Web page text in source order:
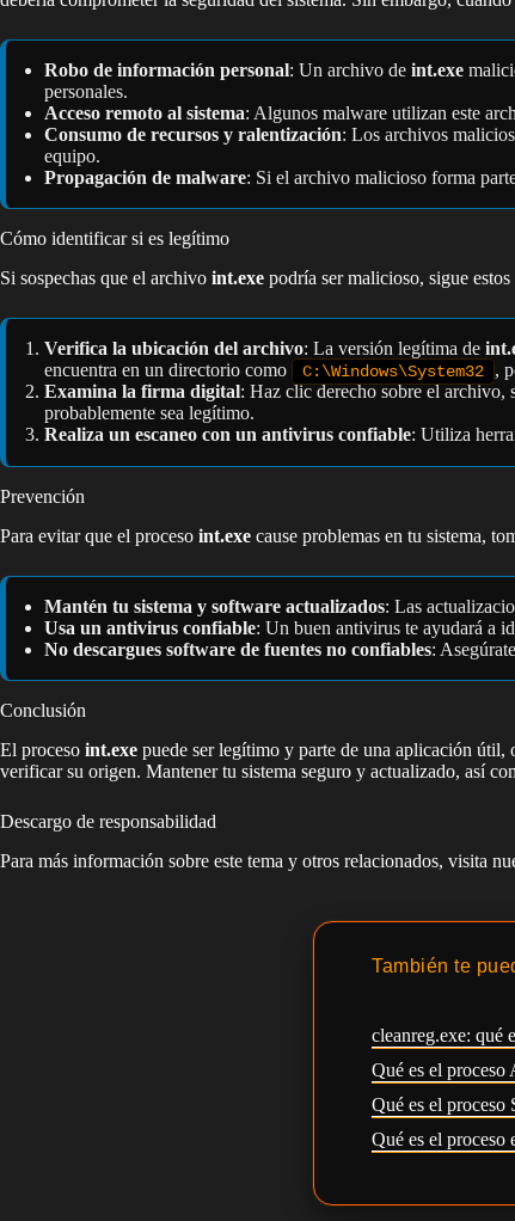
Robo de información personal: Un archivo de int.exe
personales.
Acceso remoto al sistema: Algunos malware utilizan este
Consumo de recursos y ralentización: Los archivos
equipo.
Propagación de malware: Si el archivo malicioso forma
Cómo identificar si es legítimo
Si sospechas que el archivo int.exe podría ser malicioso, sigue
Verifica la ubicación del archivo: La versión legítima de
encuentra en un directorio como
C:\Windows\System32
,
Examina la firma digital: Haz clic derecho sobre el archivo,
probablemente sea legítimo.
Realiza un escaneo con un antivirus confiable: Utiliza
Prevención
Para evitar que el proceso int.exe cause problemas en tu sistema,
Mantén tu sistema y software actualizados: Las
Usa un antivirus confiable: Un buen antivirus te ayudará a
No descargues software de fuentes no confiables:
Conclusión
El proceso int.exe puede ser legítimo y parte de una aplicación útil,
verificar su origen. Mantener tu sistema seguro y actualizado, así
Descargo de responsabilidad
Para más información sobre este tema y otros relacionados, visita
También te
cleanreg.exe: qué
Qué es el proceso
Qué es el proceso
Qué es el proceso